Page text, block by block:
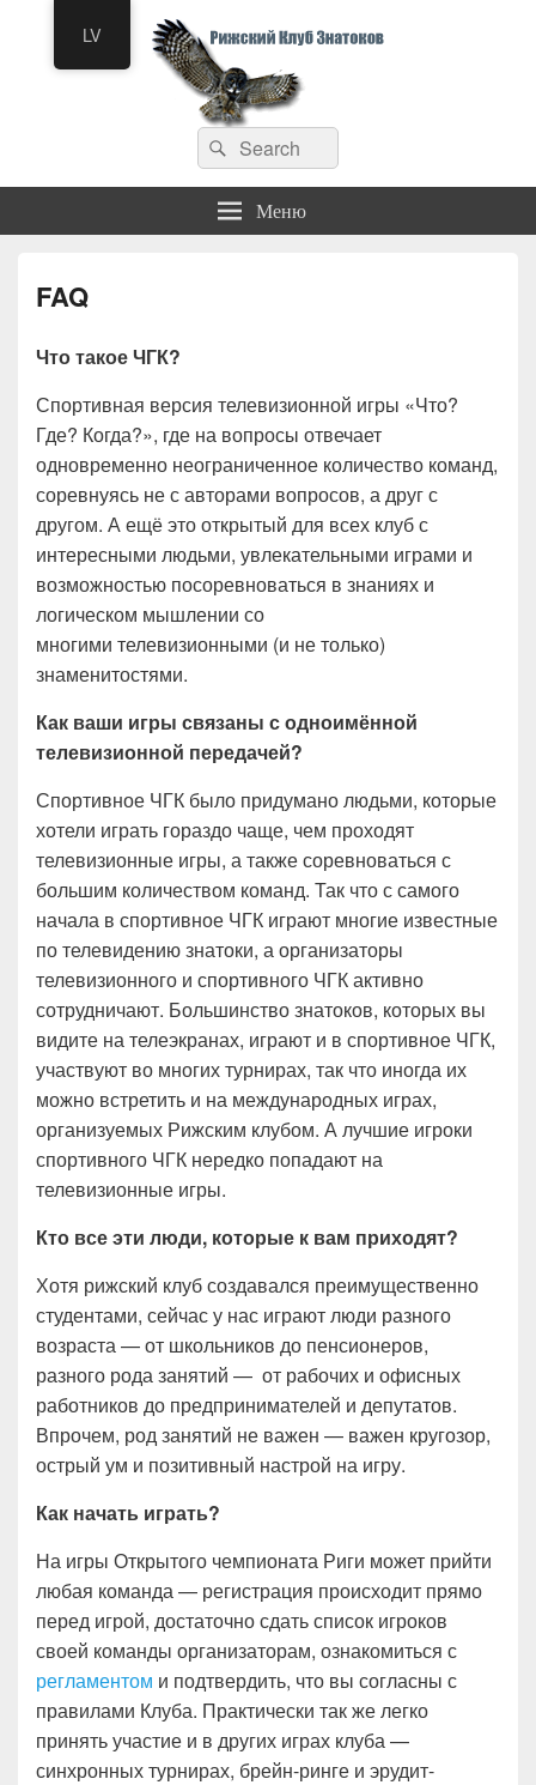
Рижский клуб знатоков
Искать:Поиск
Меню
FAQ
Что такое ЧГК?
Спортивная версия телевизионной игры «Что?
Где? Когда?», где на вопросы отвечает
одновременно неограниченное количество команд,
соревнуясь не с авторами вопросов, а друг с
другом. А ещё это открытый для всех клуб с
интересными людьми, увлекательными играми и
возможностью посоревноваться в знаниях и
логическом мышлении со
многими телевизионными (и не только)
знаменитостями.
Как ваши игры связаны с одноимённой
телевизионной передачей?
Спортивное ЧГК было придумано людьми, которые
хотели играть гораздо чаще, чем проходят
телевизионные игры, а также соревноваться с
большим количеством команд. Так что с самого
начала в спортивное ЧГК играют многие известные
по телевидению знатоки, а организаторы
телевизионного и спортивного ЧГК активно
сотрудничают. Большинство знатоков, которых вы
видите на телеэкранах, играют и в спортивное ЧГК,
участвуют во многих турнирах, так что иногда их
можно встретить и на международных играх,
организуемых Рижским клубом. А лучшие игроки
спортивного ЧГК нередко попадают на
телевизионные игры.
Кто все эти люди, которые к вам приходят?
Хотя рижский клуб создавался преимущественно
студентами, сейчас у нас играют люди разного
возраста — от школьников до пенсионеров,
разного рода занятий — от рабочих и офисных
работников до предпринимателей и депутатов.
Впрочем, род занятий не важен — важен кругозор,
острый ум и позитивный настрой на игру.
Как начать играть?
На игры Открытого чемпионата Риги может прийти
любая команда — регистрация происходит прямо
перед игрой, достаточно сдать список игроков
своей команды организаторам, ознакомиться с
регламентом и подтвердить, что вы согласны с
правилами Клуба. Практически так же легко
принять участие и в других играх клуба —
синхронных турнирах, брейн-ринге и эрудит-
LV